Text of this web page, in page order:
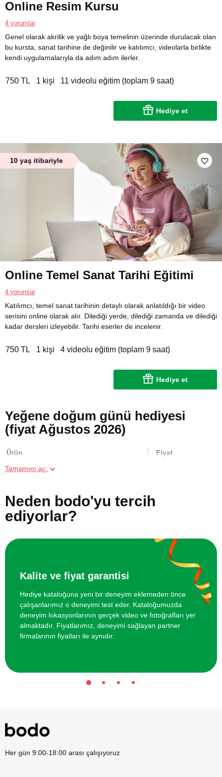
Online Resim Kursu
4 yorumlar
Genel olarak akrilik ve yağlı boya temelinin üzerinde durulacak olan
bu kursta, sanat tarihine de değinilir ve katılımcı, videolarla birlikte
kendi uygulamalarıyla da adım adım ilerler.
750 TL 1 kişi 11 videolu eğitim (toplam 9 saat)
Hediye et
10 yaş itibariyle
Online Temel Sanat Tarihi Eğitimi
4 yorumlar
Katılımcı, temel sanat tarihinin detaylı olarak anlatıldığı bir video
serisini online olarak alır. Dilediği yerde, dilediği zamanda ve dilediği
kadar dersleri izleyebilir. Tarihi eserler de incelenir.
750 TL 1 kişi 4 videolu eğitim (toplam 9 saat)
Hediye et
Yeğene doğum günü hediyesi
(fiyat Ağustos 2026)
Ürün Fiyat
Online Temel Karakalem Kursu
750 TL
Tamamını aç
Neden bodo'yu tercih
ediyorlar?
Kalite ve fiyat garantisi
Hediye kataloğuna yeni bir deneyim eklemeden önce
çalışanlarımız o deneyimi test eder. Kataloğumuzda
deneyim lokasyonlarının gerçek video ve fotoğrafları yer
almaktadır. Fiyatlarımız, deneyimi sağlayan partner
firmalarının fiyatları ile aynıdır.
Her gün 9:00-18:00 arası çalışıyoruz